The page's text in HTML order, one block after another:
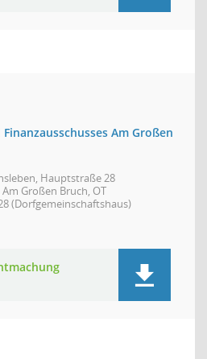
Am Großen
Hauptstraße 28
Großen Bruch, OT
(Dorfgemeinschaftshaus)